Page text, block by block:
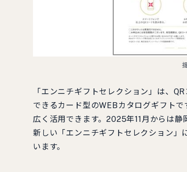
「エンニチギフトセレクション」は、
できるカード型のWEBカタログギフト
広く活用できます。2025年11月からは
新しい「エンニチギフトセレクション」
います。